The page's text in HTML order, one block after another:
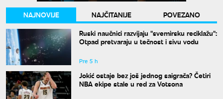
NAJNOVIJE NAJČITANIJE
POVEZANO
Ruski naučnici razvijaju "svemirsku reciklažu":
Otpad pretvaraju u tečnost i sivu vodu
Pre 5 h
Jokić ostaje bez još jednog saigrača? Četiri
NBA ekipe stale u red za Votsona